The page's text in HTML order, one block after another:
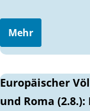
Mehr
Europäischer
und Roma